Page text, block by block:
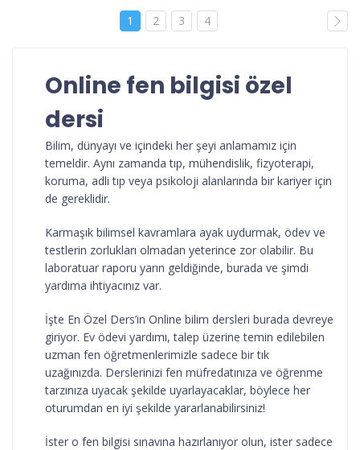
1 2 3 4
Online fen bilgisi özel
dersi
Bilim, dünyayı ve içindeki her şeyi anlamamız için
temeldir. Aynı zamanda tıp, mühendislik, fizyoterapi,
koruma, adli tıp veya psikoloji alanlarında bir kariyer için
de gereklidir.
Karmaşık bilimsel kavramlara ayak uydurmak, ödev ve
testlerin zorlukları olmadan yeterince zor olabilir. Bu
laboratuar raporu yarın geldiğinde, burada ve şimdi
yardıma ihtiyacınız var.
İşte En Özel Ders’in Online bilim dersleri burada devreye
giriyor. Ev ödevi yardımı, talep üzerine temin edilebilen
uzman fen öğretmenlerimizle sadece bir tık
uzağınızda. Derslerinizi fen müfredatınıza ve öğrenme
tarzınıza uyacak şekilde uyarlayacaklar, böylece her
oturumdan en iyi şekilde yararlanabilirsiniz!
İster o fen bilgisi sınavına hazırlanıyor olun, ister sadece